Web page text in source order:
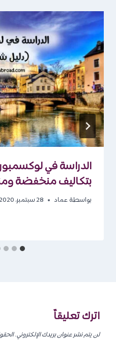
الدراسة في
بتكاليف منخفضة
بواسطة عماد 28 سبتمبر، 2020
اترك تعليقاً
لن يتم نشر عنوان بريدك الإلكتروني.